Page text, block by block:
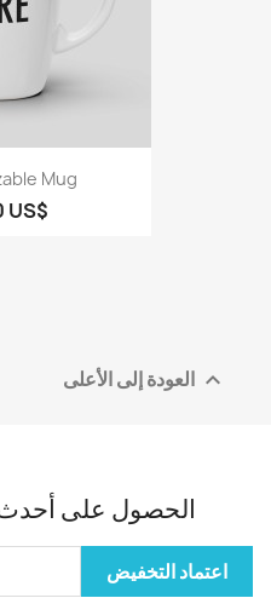
Mug
US$

الحصول على أحدث